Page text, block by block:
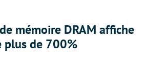
mémoire DRAM affiche
plus de 700%